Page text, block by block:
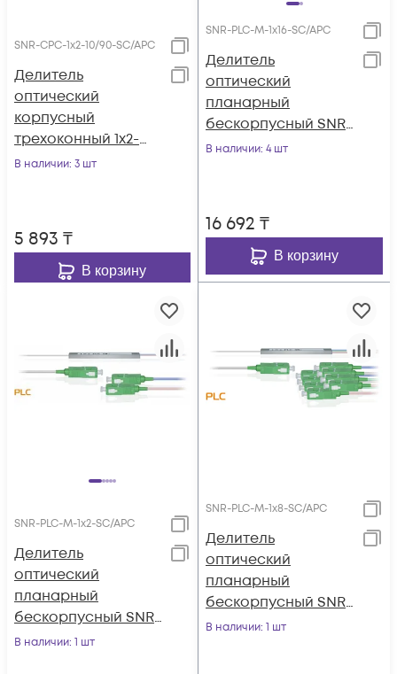
SNR-CPC-1x2-10/90-SC/APC
Делитель
оптический
корпусный
трехоконный 1х2-
10/90 SC/APC
В наличии: 3 шт
5 893 ₸
В корзину
SNR-PLC-M-1x16-SC/APC
Делитель
оптический
планарный
бескорпусный SNR-
PLC-M-1x16-SC/APC
В наличии: 4 шт
16 692 ₸
В корзину
SNR-PLC-M-1x2-SC/APC
Делитель
оптический
планарный
бескорпусный SNR-
PLC-M-1x2-SC/APC
В наличии: 1 шт
SNR-PLC-M-1x8-SC/APC
Делитель
оптический
планарный
бескорпусный SNR-
PLC-M-1x8-SC/APC
В наличии: 1 шт